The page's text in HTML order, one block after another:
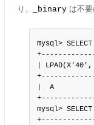
り、
_binary は不
mysql>
|
|  A
mysql>